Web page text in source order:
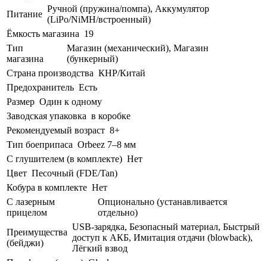
Питание
Ручной (пружина/помпа), Аккумулятор
(LiPo/NiMH/встроенный)
Ёмкость магазина 19
Тип
магазина
Магазин (механический), Магазин
(бункерный)
Страна производства КНР/Китай
Предохранитель Есть
Размер Один к одному
Заводская упаковка в коробке
Рекомендуемый возраст 8+
Тип боеприпаса Orbeez 7–8 мм
С глушителем (в комплекте) Нет
Цвет Песочный (FDE/Tan)
Кобура в комплекте Нет
С лазерным
прицелом
Опционально (устанавливается
отдельно)
Преимущества
(бейджи)
USB-зарядка, Безопасный материал, Быстрый
доступ к АКБ, Имитация отдачи (blowback),
Лёгкий взвод